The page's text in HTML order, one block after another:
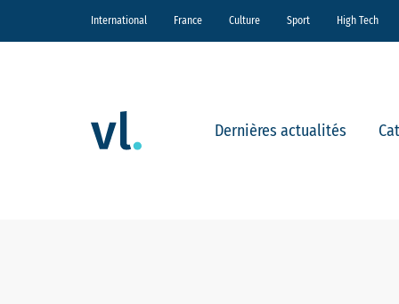
International France Culture Sport High Tech
Dernières actualités